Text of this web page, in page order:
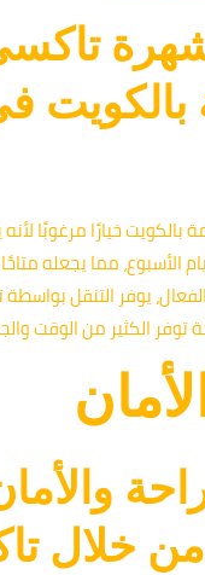
بالكويت
بالكويت خيارًا مرغوبًا
الأسبوع، مما يجعله
يوفر التنقل
توفر الكثير من الوقت
خلال